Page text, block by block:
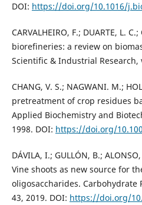
DOI: https://doi.org/10.1016/
CARVALHEIRO, F.; DUARTE, L.
biorefineries: a review on
Scientific & Industrial Research,
CHANG, V. S.; NAGWANI. M.;
pretreatment of crop residues
Applied Biochemistry and
1998. DOI: https://doi.org/
DÁVILA, I.; GULLÓN, B.;
Vine shoots as new source for
oligosaccharides. Carbohydrate
43, 2019. DOI: https://doi.org/